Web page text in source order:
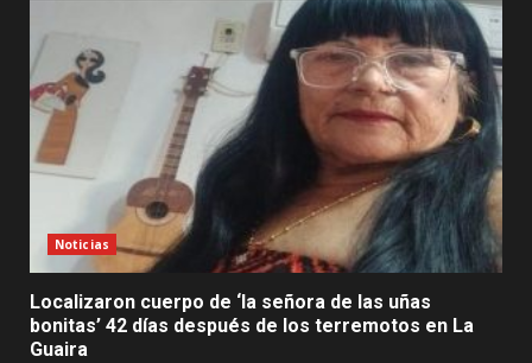
Noticias
Localizaron cuerpo de ‘la señora de las uñas
bonitas’ 42 días después de los terremotos en La
Guaira